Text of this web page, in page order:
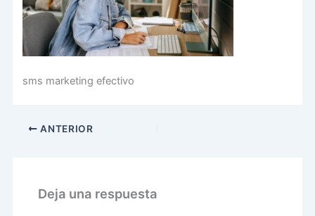
sms marketing efectivo
ANTERIOR
Deja una respuesta